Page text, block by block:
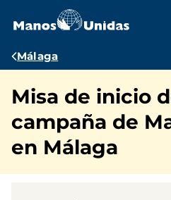
contenido
Ruta
navegación
Málaga
Misa de inicio
campaña de
en Málaga